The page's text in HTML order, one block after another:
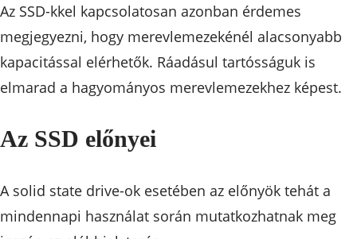
Az SSD-kkel kapcsolatosan azonban érdemes
megjegyezni, hogy merevlemezekénél alacsonyabb
kapacitással elérhetők. Ráadásul tartósságuk is
elmarad a hagyományos merevlemezekhez képest.
Az SSD előnyei
A solid state drive-ok esetében az előnyök tehát a
mindennapi használat során mutatkozhatnak meg